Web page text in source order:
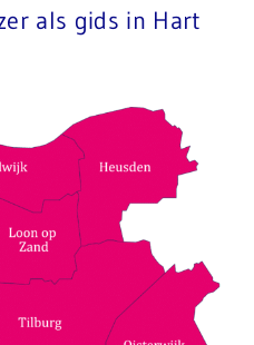
als gids in Hart